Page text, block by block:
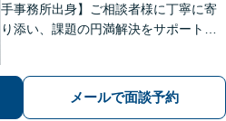
手事務所出身】ご相談者様に丁寧に寄
り添い、課題の円満解決をサポート！
により損害賠償金額大幅アップへ【土
日祝も対応】
メールで面談予約